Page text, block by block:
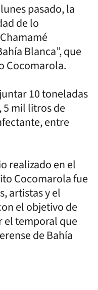
pasado, la
de lo
Blanca”, que
Cocomarola.
10 toneladas
5 mil litros de
entre
realizado en el
Cocomarola fue
artistas y el
el objetivo de
el temporal que
de Bahía